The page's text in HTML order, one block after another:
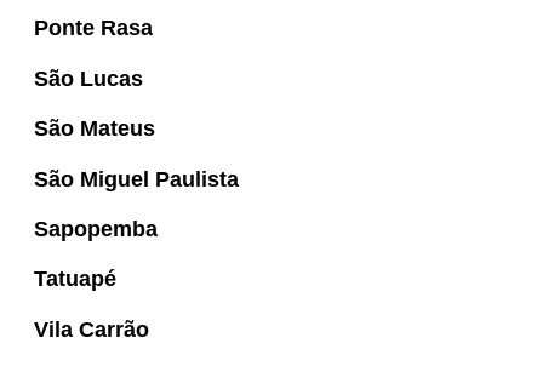
Ponte Rasa
São Lucas
São Mateus
São Miguel Paulista
Sapopemba
Tatuapé
Vila Carrão